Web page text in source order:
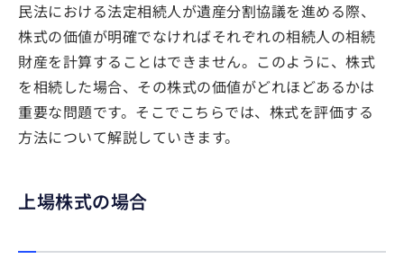
民法における法定相続人が遺産分割協議を進める際、
株式の価値が明確でなければそれぞれの相続人の相続
財産を計算することはできません。このように、株式
を相続した場合、その株式の価値がどれほどあるかは
重要な問題です。そこでこちらでは、株式を評価する
方法について解説していきます。
上場株式の場合